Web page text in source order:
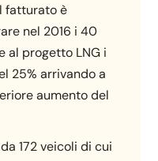
fatturato è
nel 2016 i 40
al progetto LNG i
25% arrivando a
aumento del
172 veicoli di cui